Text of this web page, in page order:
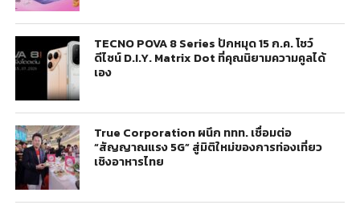
TECNO POVA 8 Series ปักหมุด 15 ก.ค. โชว์
ดีไซน์ D.I.Y. Matrix Dot ที่คุณนิยามความคูลได้
เอง
True Corporation ผนึก ททท. เชื่อมต่อ
“สัญญาณแรง 5G” สู่มิติใหม่ของการท่องเที่ยว
เชิงอาหารไทย